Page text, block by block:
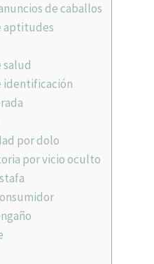
de caballos
aptitudes
salud
identificación
por dolo
por vicio oculto